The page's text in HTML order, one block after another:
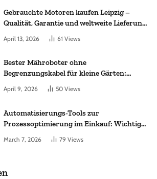
Gebrauchte Motoren kaufen Leipzig –
Qualität, Garantie und weltweite Lieferung
April 13, 2026 61 Views
Bester Mähroboter ohne
Begrenzungskabel für kleine Gärten:
Worauf es bei 200 bis 500 m² wirklich
ankommt
April 9, 2026 50 Views
Automatisierungs-Tools zur
Prozessoptimierung im Einkauf: Wichtige
Funktionen, auf die Sie achten sollten
March 7, 2026 79 Views